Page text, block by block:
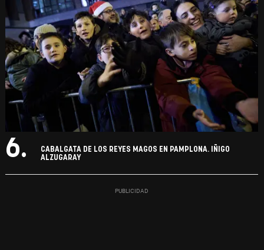
6.
CABALGATA DE LOS REYES MAGOS EN PAMPLONA. IÑIGO
ALZUGARAY